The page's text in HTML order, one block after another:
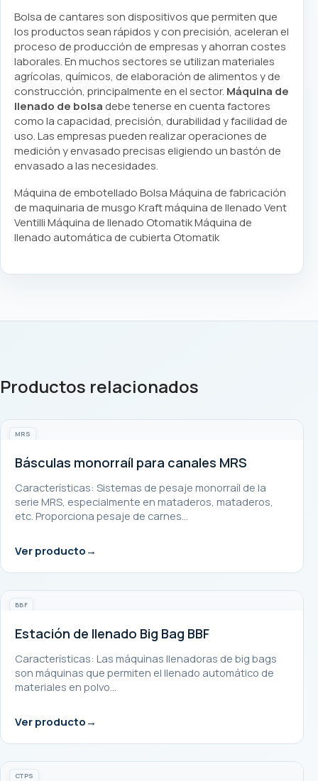
Bolsa de cantares son dispositivos que permiten que
los productos sean rápidos y con precisión, aceleran el
proceso de producción de empresas y ahorran costes
laborales. En muchos sectores se utilizan materiales
agrícolas, químicos, de elaboración de alimentos y de
construcción, principalmente en el sector. Máquina de
llenado de bolsa debe tenerse en cuenta factores
como la capacidad, precisión, durabilidad y facilidad de
uso. Las empresas pueden realizar operaciones de
medición y envasado precisas eligiendo un bastón de
envasado a las necesidades.
Máquina de embotellado Bolsa Máquina de fabricación
de maquinaria de musgo Kraft máquina de llenado Vent
Ventilli Máquina de llenado Otomatik Máquina de
llenado automática de cubierta Otomatik
Productos relacionados
MRS
Básculas monorraíl para canales MRS
Características: Sistemas de pesaje monorraíl de la
serie MRS, especialmente en mataderos, mataderos,
etc. Proporciona pesaje de carnes…
Ver producto
BBF
Estación de llenado Big Bag BBF
Características: Las máquinas llenadoras de big bags
son máquinas que permiten el llenado automático de
materiales en polvo…
Ver producto
CTPS